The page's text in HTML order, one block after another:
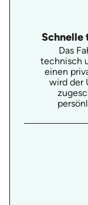
Schnelle
Das
technisch
einen
wird der